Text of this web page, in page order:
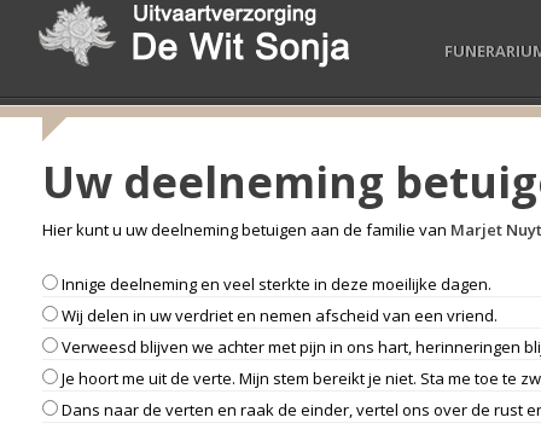
Uw deelneming
Hier kunt u uw deelneming betuigen aan de familie van Marjet
Innige deelneming en veel sterkte in deze moeilijke dagen.
Wij delen in uw verdriet en nemen afscheid van een vriend.
Verweesd blijven we achter met pijn in ons hart, herinneringen
Je hoort me uit de verte. Mijn stem bereikt je niet. Sta me toe te
Dans naar de verten en raak de einder, vertel ons over de rust